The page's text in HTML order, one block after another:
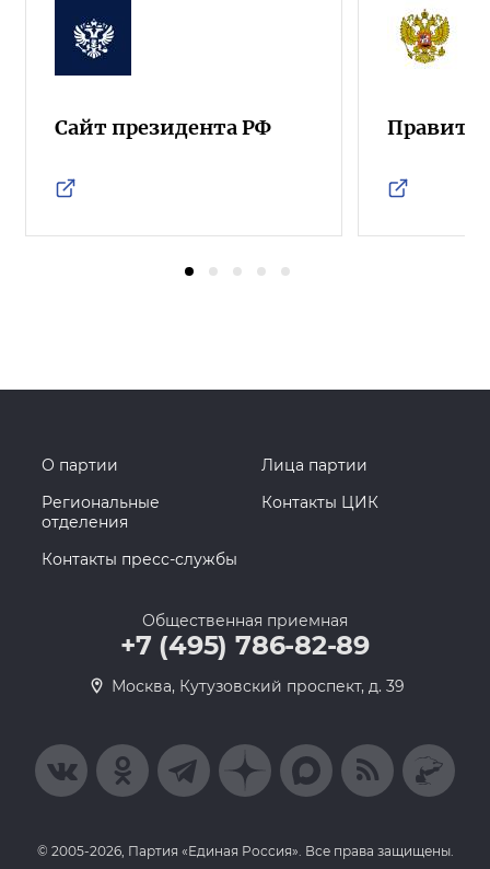
Сайт президента РФ
О партии
Лица партии
Региональные
отделения
Контакты ЦИК
Контакты пресс-службы
Общественная приемная
+7 (495) 786-82-89
Москва, Кутузовский проспект, д. 39
© 2005-2026, Партия «Единая Россия». Все права защищены.